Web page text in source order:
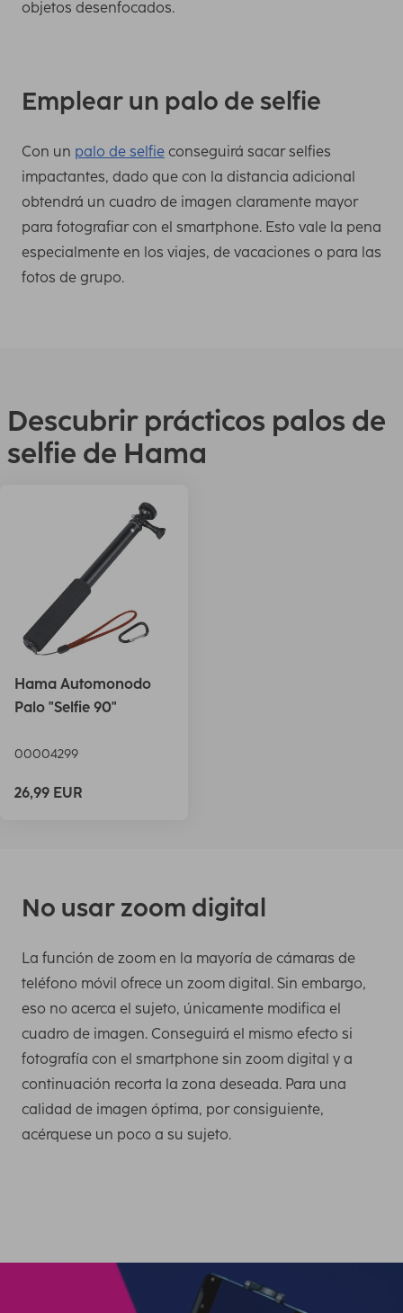
objetos desenfocados.
Emplear un palo de selfie
Con un palo de selfie conseguirá sacar selfies
impactantes, dado que con la distancia adicional
obtendrá un cuadro de imagen claramente mayor
para fotografiar con el smartphone. Esto vale la pena
especialmente en los viajes, de vacaciones o para las
fotos de grupo.
Descubrir prácticos palos de
selfie de Hama
Hama Automonodo
Palo "Selfie 90"
00004299
26,99 EUR
No usar zoom digital
La función de zoom en la mayoría de cámaras de
teléfono móvil ofrece un zoom digital. Sin embargo,
eso no acerca el sujeto, únicamente modifica el
cuadro de imagen. Conseguirá el mismo efecto si
fotografía con el smartphone sin zoom digital y a
continuación recorta la zona deseada. Para una
calidad de imagen óptima, por consiguiente,
acérquese un poco a su sujeto.